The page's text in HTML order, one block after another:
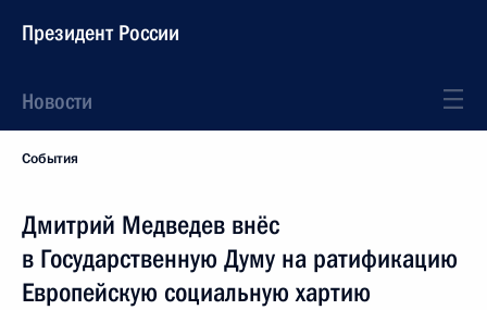
Президент России
Новости
События
Дмитрий Медведев внёс
в Государственную Думу на ратификацию
Европейскую социальную хартию